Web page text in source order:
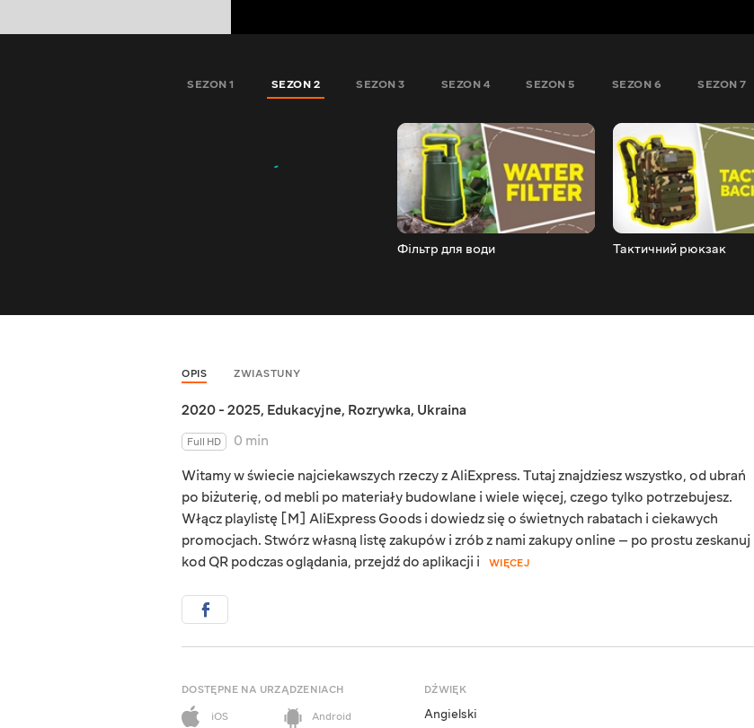
SEZON 1 SEZON 2 SEZON 3 SEZON 4 SEZON 5 SEZON 6 SEZON 7
Фільтр для води Тактичний рюкзак
OPIS ZWIASTUNY
2020 - 2025, Edukacyjne, Rozrywka, Ukraina
Full HD
0 min
Witamy w świecie najciekawszych rzeczy z AliExpress. Tutaj znajdziesz wszystko, od ubrań
po biżuterię, od mebli po materiały budowlane i wiele więcej, czego tylko potrzebujesz.
Włącz playlistę [M] AliExpress Goods i dowiedz się o świetnych rabatach i ciekawych
promocjach. Stwórz własną listę zakupów i zrób z nami zakupy online — po prostu zeskanuj
kod QR podczas oglądania, przejdź do aplikacji i
WIĘCEJ
DOSTĘPNE NA URZĄDZENIACH
iOS
Android
DŹWIĘK
Angielski